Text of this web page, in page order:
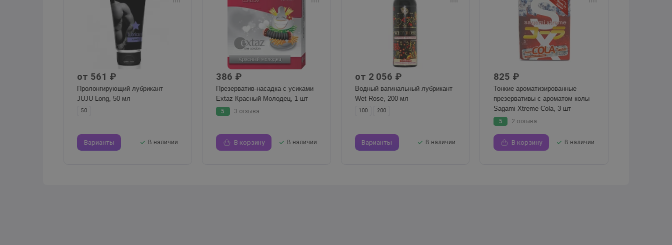
от 561 ₽
Пролонгирующий лубрикант
JUJU Long, 50 мл
50
Варианты В наличии
386 ₽
Презерватив-насадка с усиками
Extaz Красный Молодец, 1 шт
5 3 отзыва
В корзину В наличии
от 2 056 ₽
Водный вагинальный лубрикант
Wet Rose, 200 мл
100 200
Варианты В наличии
825 ₽
Тонкие ароматизированные
презервативы с ароматом колы
Sagami Xtreme Cola, 3 шт
5 2 отзыва
В корзину В наличии